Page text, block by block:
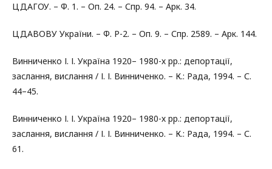
ЦДАГОУ. – Ф. 1. – Оп. 24. – Спр. 94. – Арк. 34.
ЦДАВОВУ України. – Ф. Р-2. – Оп. 9. – Спр. 2589. – Арк. 144.
Винниченко І. І. Україна 1920– 1980-х рр.: депортації,
заслання, вислання / І. І. Винниченко. – К.: Рада, 1994. – С.
44–45.
Винниченко І. І. Україна 1920– 1980-х рр.: депортації,
заслання, вислання / І. І. Винниченко. – К.: Рада, 1994. – С.
61.